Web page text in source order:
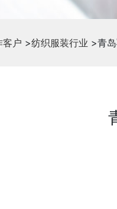
客户 >纺织服装行业 >青